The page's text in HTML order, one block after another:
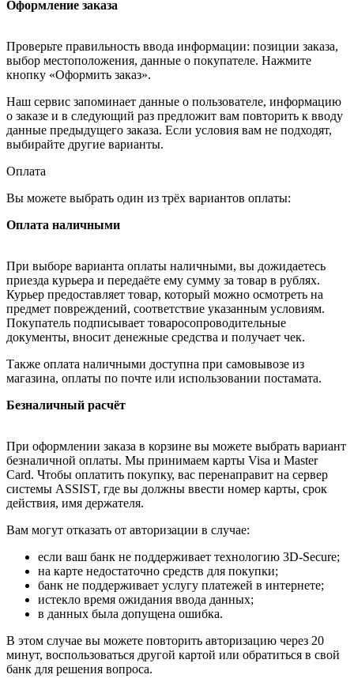
Оформление заказа
Проверьте правильность ввода информации: позиции заказа,
выбор местоположения, данные о покупателе. Нажмите
кнопку «Оформить заказ».
Наш сервис запоминает данные о пользователе, информацию
о заказе и в следующий раз предложит вам повторить к вводу
данные предыдущего заказа. Если условия вам не подходят,
выбирайте другие варианты.
Оплата
Вы можете выбрать один из трёх вариантов оплаты:
Оплата наличными
При выборе варианта оплаты наличными, вы дожидаетесь
приезда курьера и передаёте ему сумму за товар в рублях.
Курьер предоставляет товар, который можно осмотреть на
предмет повреждений, соответствие указанным условиям.
Покупатель подписывает товаросопроводительные
документы, вносит денежные средства и получает чек.
Также оплата наличными доступна при самовывозе из
магазина, оплаты по почте или использовании постамата.
Безналичный расчёт
При оформлении заказа в корзине вы можете выбрать вариант
безналичной оплаты. Мы принимаем карты Visa и Master
Card. Чтобы оплатить покупку, вас перенаправит на сервер
системы ASSIST, где вы должны ввести номер карты, срок
действия, имя держателя.
Вам могут отказать от авторизации в случае:
если ваш банк не поддерживает технологию 3D-Secure;
на карте недостаточно средств для покупки;
банк не поддерживает услугу платежей в интернете;
истекло время ожидания ввода данных;
в данных была допущена ошибка.
В этом случае вы можете повторить авторизацию через 20
минут, воспользоваться другой картой или обратиться в свой
банк для решения вопроса.